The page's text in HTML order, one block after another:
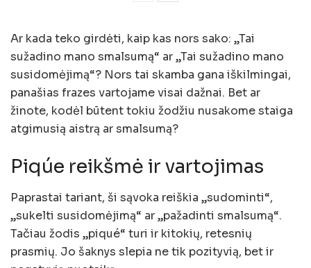
Ar kada teko girdėti, kaip kas nors sako: „Tai
sužadino mano smalsumą“ ar „Tai sužadino mano
susidomėjimą“? Nors tai skamba gana iškilmingai,
panašias frazes vartojame visai dažnai. Bet ar
žinote, kodėl būtent tokiu žodžiu nusakome staiga
atgimusią aistrą ar smalsumą?
Piqúe reikšmė ir vartojimas
Paprastai tariant, ši sąvoka reiškia „sudominti“,
„sukelti susidomėjimą“ ar „pažadinti smalsumą“.
Tačiau žodis „piqué“ turi ir kitokių, retesnių
prasmių. Jo šaknys slepia ne tik pozityvią, bet ir